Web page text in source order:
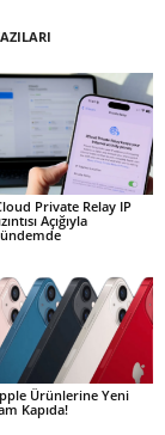
Private Relay IP
Açığıyla
Ürünlerine Yeni
Kapıda!